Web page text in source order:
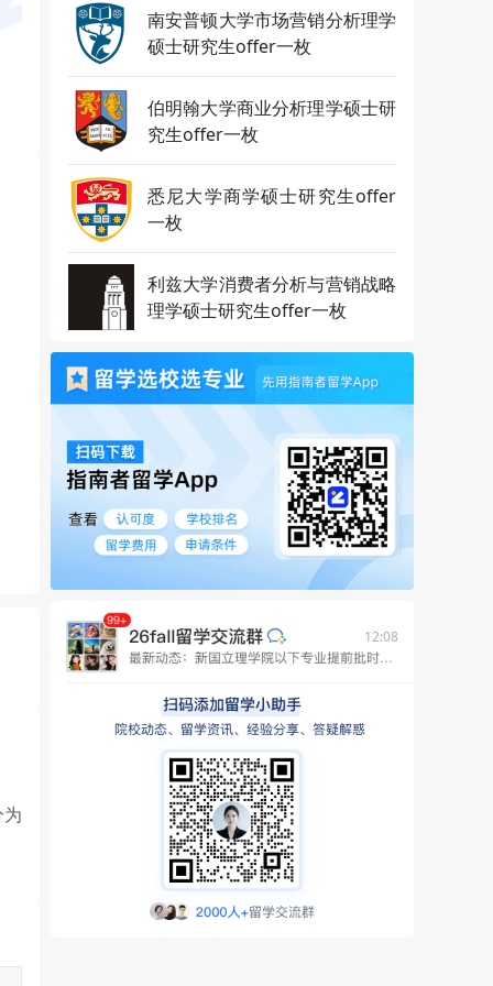
南安普顿大学市场营销分析理学
硕士研究生offer一枚
伯明翰大学商业分析理学硕士研
究生offer一枚
悉尼大学商学硕士研究生offer
一枚
利兹大学消费者分析与营销战略
理学硕士研究生offer一枚
12:08